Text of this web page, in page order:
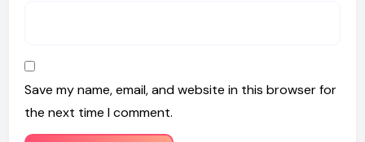
Save my name, email, and website in this browser for
the next time I comment.